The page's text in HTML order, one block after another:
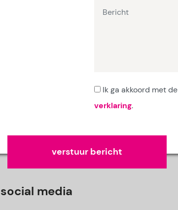
Ik ga akkoord met de
verklaring.
social media